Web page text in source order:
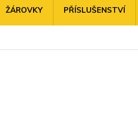
ŽÁROVKY PŘÍSLUŠENSTVÍ